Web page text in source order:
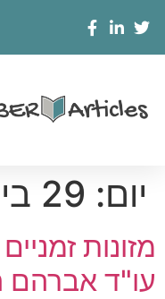
יום: 29 ביולי 2025
מזונות
עו"ד אברהם